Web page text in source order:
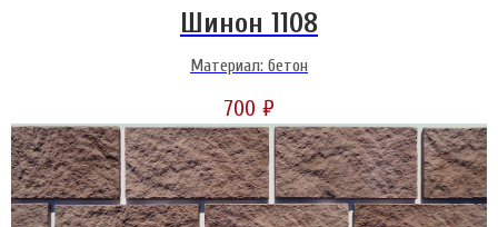
Шинон 1108
Материал: бетон
700 ₽